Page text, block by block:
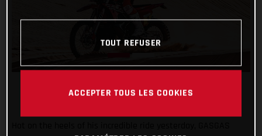
TOUT REFUSER
ACCEPTER TOUS LES COOKIES